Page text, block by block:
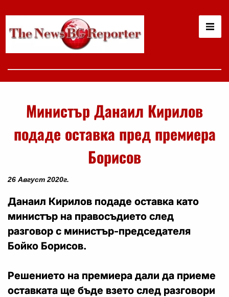
Министър Данаил Кирилов
подаде оставка пред премиера
Борисов
26 Август 2020г.
Данаил Кирилов подаде оставка като
министър на правосъдието след
разговор с министър-председателя
Бойко Борисов.
Решението на премиера дали да приеме
оставката ще бъде взето след разговори